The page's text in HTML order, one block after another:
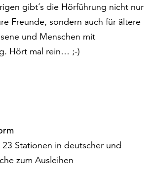
gibt´s die Hörführung nicht nur
Freunde, sondern auch für ältere
und Menschen mit
Hört mal rein… ;-)
Stationen in deutscher und
zum Ausleihen